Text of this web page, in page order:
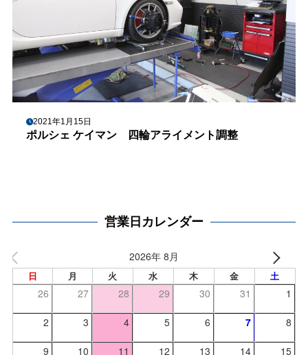
2021年1月15日
ポルシェ ケイマン 四輪アライメント調整
営業日カレンダー
2026年 8月
日 月 火 水 木 金 土
26 27 28 29 30 31 1
2 3 4 5 6 7 8
9 10 11 12 13 14 15